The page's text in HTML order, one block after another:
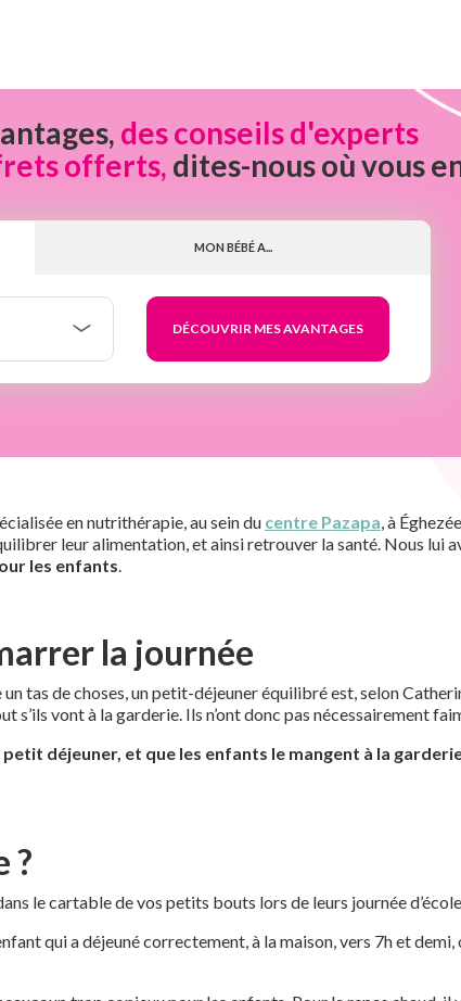
des conseils d'experts
offerts, dites-nous où vous
MON BÉBÉ A...
en nutrithérapie, au sein du centre Pazapa, à
leur alimentation, et ainsi retrouver la santé. Nous lui
les enfants.
la journée
tas de choses, un petit-déjeuner équilibré est, selon
vont à la garderie. Ils n’ont donc pas nécessairement
déjeuner, et que les enfants le mangent à la
?
le cartable de vos petits bouts lors de leurs journée
qui a déjeuné correctement, à la maison, vers 7h et demi,